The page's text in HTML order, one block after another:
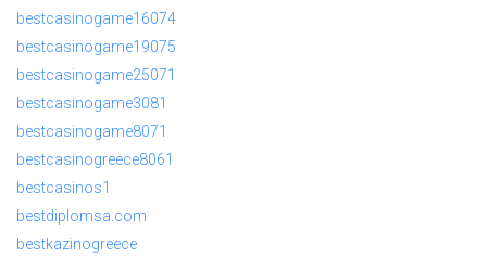
bestcasinogame16074
bestcasinogame19075
bestcasinogame25071
bestcasinogame3081
bestcasinogame8071
bestcasinogreece8061
bestcasinos1
bestdiplomsa.com
bestkazinogreece